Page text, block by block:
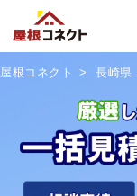
屋根コネクト 長崎県